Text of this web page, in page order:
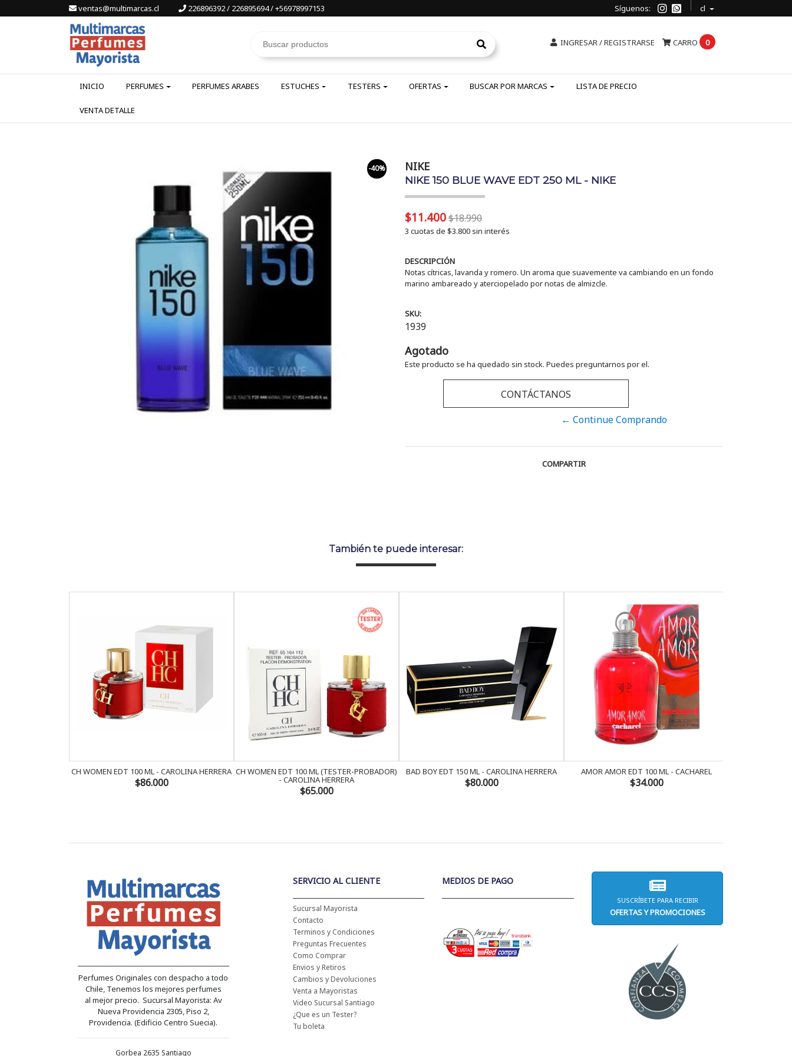
ventas@multimarcas.cl 226896392 / 226895694 / +56978997153 Síguenos: cl
CARRO 0
INGRESAR / REGISTRARSE
INICIO PERFUMES PERFUMES ARABES ESTUCHES TESTERS OFERTAS BUSCAR POR MARCAS LISTA DE PRECIO
VENTA DETALLE
-40% NIKE
NIKE 150 BLUE WAVE EDT 250 ML - NIKE
$11.400$18.990
3 cuotas de $3.800sin interés
DESCRIPCIÓN
Notas cítricas, lavanda y romero. Un aroma que suavemente va cambiando en un fondo
marino ambareado y aterciopelado por notas de almizcle.
SKU:
1939
Agotado
Este producto se ha quedado sin stock. Puedes preguntarnos por el.
CONTÁCTANOS
← Continue Comprando
COMPARTIR
También te puede interesar:
CH WOMEN EDT 100 ML - CAROLINA HERRERA
$86.000
CH WOMEN EDT 100 ML (TESTER-PROBADOR)
- CAROLINA HERRERA
$65.000
BAD BOY EDT 150 ML - CAROLINA HERRERA
$80.000
AMOR AMOR EDT 100 ML - CACHAREL
$34.000
Perfumes Originales con despacho a todo
Chile, Tenemos los mejores perfumes
al mejor precio. Sucursal Mayorista: Av
Nueva Providencia 2305, Piso 2,
Providencia. (Edificio Centro Suecia).
Gorbea 2635 Santiago
SERVICIO AL CLIENTE
Sucursal Mayorista
Contacto
Terminos y Condiciones
Preguntas Frecuentes
Como Comprar
Envios y Retiros
Cambios y Devoluciones
Venta a Mayoristas
Video Sucursal Santiago
¿Que es un Tester?
Tu boleta
MEDIOS DE PAGO
SUSCRÍBETE PARA RECIBIR
OFERTAS Y PROMOCIONES